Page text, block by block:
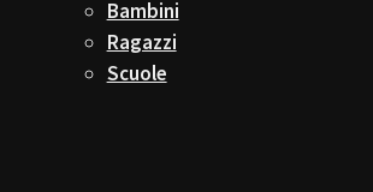
Bambini
Ragazzi
Scuole